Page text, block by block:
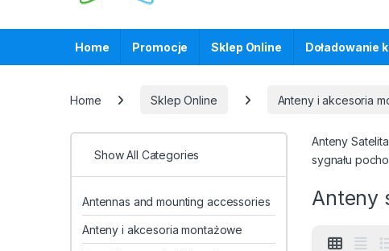
Home Promocje Sklep Online Doładowanie
Home Sklep Online Anteny i akcesoria
Anteny
sygnału
Anteny
Show All Categories
Antennas and mounting accessories
Anteny i akcesoria montażowe